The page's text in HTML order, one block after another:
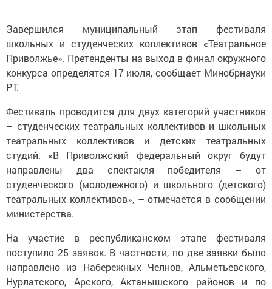
Завершился муниципальный этап фестиваля
школьных и студенческих коллективов «Театральное
Приволжье». Претенденты на выход в финал окружного
конкурса определятся 17 июля, сообщает Минобрнауки
РТ.
Фестиваль проводится для двух категорий участников
– студенческих театральных коллективов и школьных
театральных коллективов и детских театральных
студий. «В Приволжский федеральный округ будут
направлены два спектакля победителя – от
студенческого (молодежного) и школьного (детского)
театральных коллективов», – отмечается в сообщении
министерства.
На участие в республиканском этапе фестиваля
поступило 25 заявок. В частности, по две заявки было
направлено из Набережных Челнов, Альметьевского,
Нурлатского, Арского, Актанышского районов и по